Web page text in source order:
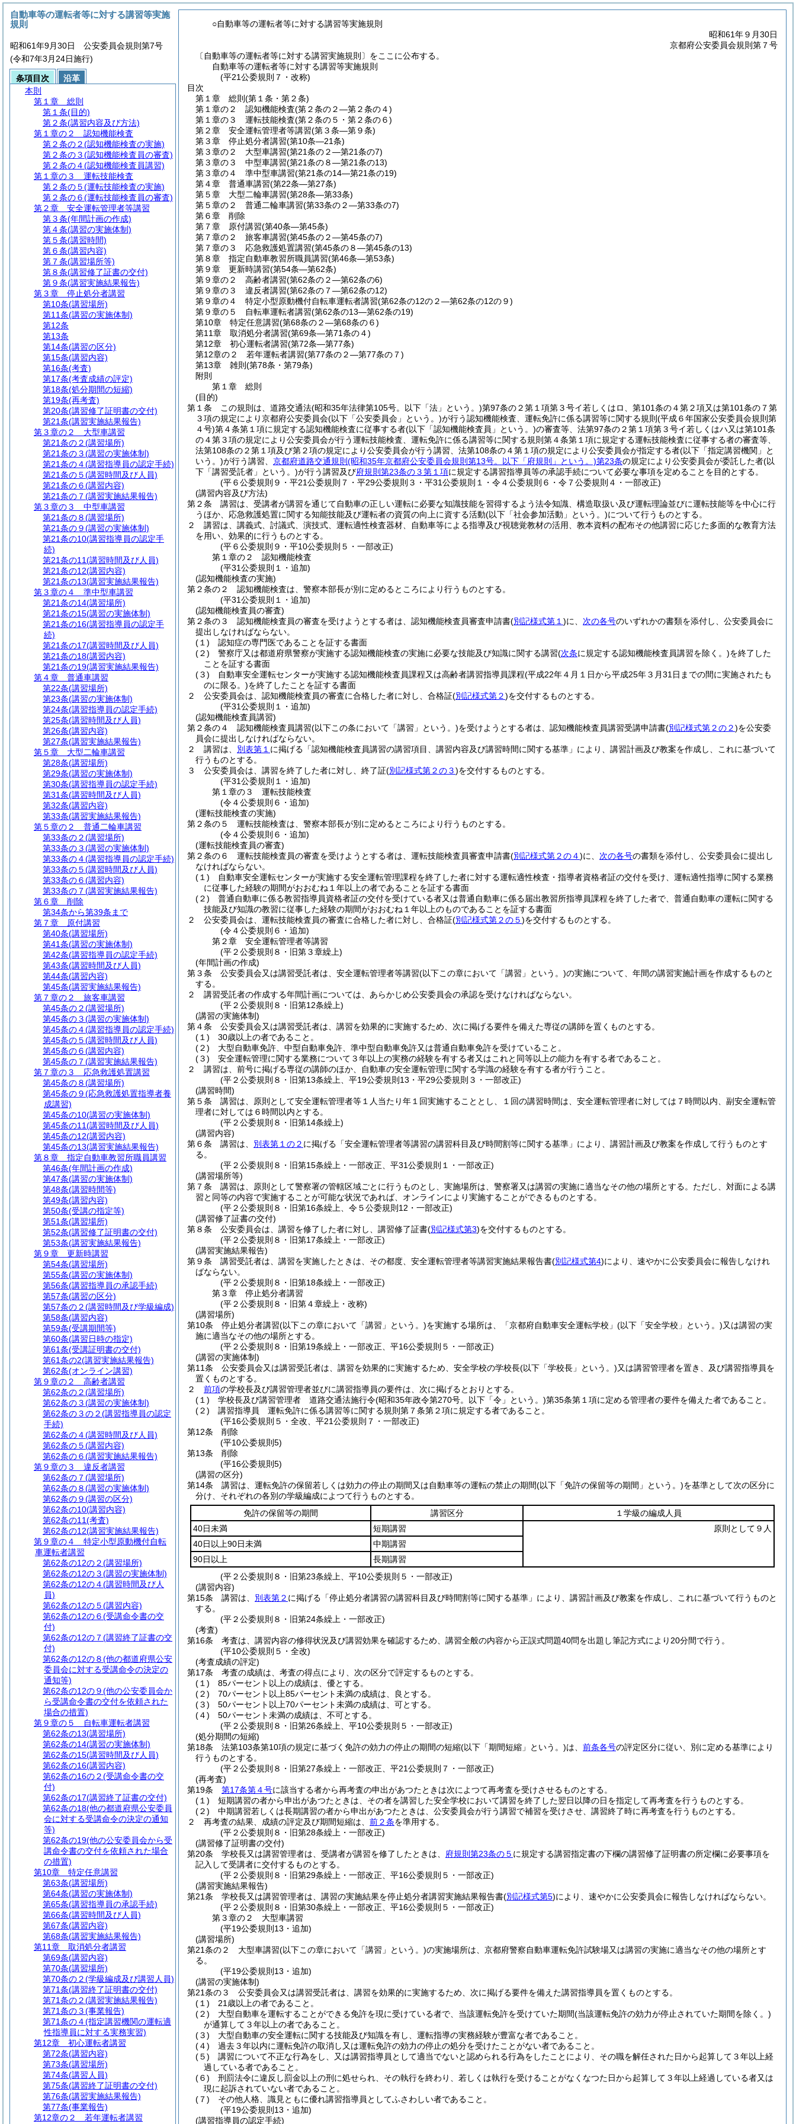
○自動車等の運転者等に対する講習等実施規則
昭和61年９月30日
京都府公安委員会規則第７号
〔自動車等の運転者等に対する講習実施規則〕をここに公布する。
自動車等の運転者等に対する講習等実施規則
(平21公委規則７・改称)
目次
第１章
総則 (第１条・第２条)
第１章の２
認知機能検査(第２条の２―第２条の４)
第１章の３
運転技能検査(第２条の５・第２条の６)
第２章
安全運転管理者等講習(第３条―第９条)
第３章
停止処分者講習(第10条―21条)
第３章の２
大型車講習(第21条の２―第21条の7)
第３章の３
中型車講習(第21条の８―第21条の13)
第３章の４
準中型車講習(第21条の14―第21条の19)
第４章
普通車講習(第22条―第27条)
第５章
大型二輪車講習(第28条―第33条)
第５章の２
普通二輪車講習(第33条の２―第33条の7)
第６章
削除
第７章
原付講習(第40条―第45条)
第７章の２
旅客車講習(第45条の２―第45条の7)
第７章の３
応急救護処置講習(第45条の８―第45条の13)
第８章
指定自動車教習所職員講習(第46条―第53条)
第９章
更新時講習(第54条―第62条)
第９章の２
高齢者講習(第62条の２―第62条の6)
第９章の３
違反者講習(第62条の７―第62条の12)
第９章の４
特定小型原動機付自転車運転者講習(第62条の12の２―第62条の12の９)
第９章の５
自転車運転者講習(第62条の13―第62条の19)
第10章
特定任意講習(第68条の２―第68条の６)
第11章
取消処分者講習(第69条―第71条の４)
第12章
初心運転者講習(第72条―第77条)
第12章の２
若年運転者講習(第77条の２―第77条の７)
第13章
雑則 (第78条・第79条)
附則
第１章
総則
(目的)
第１条
この規則は、道路交通法(昭和35年法律第105号。以下「法」という。)第97条の２第１項第３号イ若しくはロ、第101条の４第２項又は第101条の７第
３項の規定により京都府公安委員会(以下「公安委員会」という。)が行う認知機能検査、運転免許に係る講習等に関する規則 (平成６年国家公安委員会規則第
４号)第４条第１項に規定する認知機能検査に従事する者(以下「認知機能検査員」という。)の審査等、法第97条の２第１項第３号イ若しくはハ又は第101条
の４第３項の規定により公安委員会が行う運転技能検査、運転免許に係る講習等に関する規則第４条第１項に規定する運転技能検査に従事する者の審査等、
法第108条の２第１項及び第２項の規定により公安委員会が行う講習、法第108条の４第１項の規定により公安委員会が指定する者(以下「指定講習機関」と
いう。)が行う講習、 京都府道路交通規則 (昭和35年京都府公安委員会規則第13号。以下「府規則」という。)第23条の規定により公安委員会が委託した者(以
下「講習受託者」という。)が行う講習及び府規則第23条の３第１項に規定する講習指導員等の承認手続について必要な事項を定めることを目的とする。
(平６公委規則９・平21公委規則７・平29公委規則３・平31公委規則１・令４公委規則６・令７公委規則４・一部改正)
(講習内容及び方法)
第２条
講習は、受講者が講習を通じて自動車の正しい運転に必要な知識技能を習得するよう法令知識、構造取扱い及び運転理論並びに運転技能等を中心に行
うほか、応急救護処置に関する知能技能及び運転者の資質の向上に資する活動(以下「社会参加活動」という。)について行うものとする。
２
講習は、講義式、討議式、演技式、運転適性検査器材、自動車等による指導及び視聴覚教材の活用、教本資料の配布その他講習に応じた多面的な教育方法
を用い、効果的に行うものとする。
(平６公委規則９・平10公委規則５・一部改正)
第１章の２
認知機能検査
(平31公委規則１・追加)
(認知機能検査の実施)
第２条の２
認知機能検査は、警察本部長が別に定めるところにより行うものとする。
(平31公委規則１・追加)
(認知機能検査員の審査)
第２条の３
認知機能検査員の審査を受けようとする者は、認知機能検査員審査申請書(別記様式第１ )に、 次の各号のいずれかの書類を添付し、公安委員会に
提出しなければならない。
(１)
認知症の専門医であることを証する書面
(２)
警察庁又は都道府県警察が実施する認知機能検査の実施に必要な技能及び知識に関する講習(次条に規定する認知機能検査員講習を除く。)を終了した
ことを証する書面
(３)
自動車安全運転センターが実施する認知機能検査員課程又は高齢者講習指導員課程(平成22年４月１日から平成25年３月31日までの間に実施されたも
のに限る。)を終了したことを証する書面
２
公安委員会は、認知機能検査員の審査に合格した者に対し、合格証(別記様式第２)を交付するものとする。
(平31公委規則１・追加)
(認知機能検査員講習)
第２条の４
認知機能検査員講習(以下この条において「講習」という。)を受けようとする者は、認知機能検査員講習受講申請書(別記様式第２の２)を公安委
員会に提出しなければならない。
２
講習は、 別表第１ に掲げる「認知機能検査員講習の講習項目、講習内容及び講習時間に関する基準」により、講習計画及び教案を作成し、これに基づいて
行うものとする。
３
公安委員会は、講習を終了した者に対し、終了証(別記様式第２の３)を交付するものとする。
(平31公委規則１・追加)
第１章の３
運転技能検査
(令４公委規則６・追加)
(運転技能検査の実施)
第２条の５
運転技能検査は、警察本部長が別に定めるところにより行うものとする。
(令４公委規則６・追加)
(運転技能検査員の審査)
第２条の６
運転技能検査員の審査を受けようとする者は、運転技能検査員審査申請書(別記様式第２の４)に、 次の各号の書類を添付し、公安委員会に提出し
なければならない。
(１)
自動車安全運転センターが実施する安全運転管理課程を終了した者に対する運転適性検査・指導者資格者証の交付を受け、運転適性指導に関する業務
に従事した経験の期間がおおむね１年以上の者であることを証する書面
(２)
普通自動車に係る教習指導員資格者証の交付を受けている者又は普通自動車に係る届出教習所指導員課程を終了した者で、普通自動車の運転に関する
技能及び知識の教習に従事した経験の期間がおおむね１年以上のものであることを証する書面
２
公安委員会は、運転技能検査員の審査に合格した者に対し、合格証(別記様式第２の５)を交付するものとする。
(令４公委規則６・追加)
第２章
安全運転管理者等講習
(平２公委規則８・旧第３章繰上)
(年間計画の作成)
第３条
公安委員会又は講習受託者は、安全運転管理者等講習(以下この章において「講習」という。)の実施について、年間の講習実施計画を作成するものと
する。
２
講習受託者の作成する年間計画については、あらかじめ公安委員会の承認を受けなければならない。
(平２公委規則８・旧第12条繰上)
(講習の実施体制)
第４条
公安委員会又は講習受託者は、講習を効果的に実施するため、次に掲げる要件を備えた専従の講師を置くものとする。
(１)
30歳以上の者であること。
(２)
大型自動車免許、中型自動車免許、準中型自動車免許又は普通自動車免許を受けていること。
(３)
安全運転管理に関する業務について３年以上の実務の経験を有する者又はこれと同等以上の能力を有する者であること。
２
講習は、前号に掲げる専従の講師のほか、自動車の安全運転管理に関する学識の経験を有する者が行うこと。
(平２公委規則８・旧第13条繰上、平19公委規則13・平29公委規則３・一部改正)
(講習時間)
第５条
講習は、原則として安全運転管理者等１人当たり年１回実施することとし、１回の講習時間は、安全運転管理者に対しては７時間以内、副安全運転管
理者に対しては６時間以内とする。
(平２公委規則８・旧第14条繰上)
(講習内容)
第６条
講習は、 別表第１の２ に掲げる「安全運転管理者等講習の講習科目及び時間割等に関する基準」により、講習計画及び教案を作成して行うものとす
る。
(平２公委規則８・旧第15条繰上・一部改正、平31公委規則１・一部改正)
(講習場所等)
第７条
講習は、原則として警察署の管轄区域ごとに行うものとし、実施場所は、警察署又は講習の実施に適当なその他の場所とする。 ただし、対面による講
習と同等の内容で実施することが可能な状況であれば、オンラインにより実施することができるものとする。
(平２公委規則８・旧第16条繰上、令５公委規則12・一部改正)
(講習修了証書の交付)
第８条
公安委員会は、講習を修了した者に対し、講習修了証書(別記様式第3)を交付するものとする。
(平２公委規則８・旧第17条繰上・一部改正)
(講習実施結果報告)
第９条
講習受託者は、講習を実施したときは、その都度、安全運転管理者等講習実施結果報告書(別記様式第4)により、速やかに公安委員会に報告しなけれ
ばならない。
(平２公委規則８・旧第18条繰上・一部改正)
第３章
停止処分者講習
(平２公委規則８・旧第４章繰上・改称)
(講習場所)
第10条
停止処分者講習(以下この章において「講習」という。)を実施する場所は、「京都府自動車安全運転学校」 (以下「安全学校」という。)又は講習の実
施に適当なその他の場所とする。
(平２公委規則８・旧第19条繰上・一部改正、平16公委規則５・一部改正)
(講習の実施体制)
第11条
公安委員会又は講習受託者は、講習を効果的に実施するため、安全学校の学校長(以下「学校長」という。)又は講習管理者を置き、及び講習指導員を
置くものとする。
２
前項の学校長及び講習管理者並びに講習指導員の要件は、次に掲げるとおりとする。
(１)
学校長及び講習管理者 道路交通法施行令(昭和35年政令第270号。以下「令」という。)第35条第１項に定める管理者の要件を備えた者であること。
(２)
講習指導員 運転免許に係る講習等に関する規則第７条第２項に規定する者であること。
(平16公委規則５・全改、平21公委規則７・一部改正)
第12条
削除
(平10公委規則5)
第13条
削除
(平16公委規則5)
(講習の区分)
第14条
講習は、運転免許の保留若しくは効力の停止の期間又は自動車等の運転の禁止の期間(以下「免許の保留等の期間」という。)を基準として次の区分に
分け、それぞれの各別の学級編成によつて行うものとする。
免許の保留等の期間
講習区分
１学級の編成人員
40日未満
短期講習
原則として９人
40日以上90日未満
中期講習
90日以上
長期講習
(平２公委規則８・旧第23条繰上、平10公委規則５・一部改正)
(講習内容)
第15条
講習は、 別表第２ に掲げる「停止処分者講習の講習科目及び時間割等に関する基準」により、講習計画及び教案を作成し、これに基づいて行うものと
する。
(平２公委規則８・旧第24条繰上・一部改正)
(考査)
第16条
考査は、講習内容の修得状況及び講習効果を確認するため、講習全般の内容から正誤式問題40問を出題し筆記方式により20分間で行う。
(平10公委規則５・全改)
(考査成績の評定)
第17条
考査の成績は、考査の得点により、次の区分で評定するものとする。
(１)
85パーセント以上の成績は、優とする。
(２)
70パーセント以上85パーセント未満の成績は、良とする。
(３)
50パーセント以上70パーセント未満の成績は、可とする。
(４)
50パーセント未満の成績は、不可とする。
(平２公委規則８・旧第26条繰上、平10公委規則５・一部改正)
(処分期間の短縮)
第18条
法第103条第10項の規定に基づく免許の効力の停止の期間の短縮(以下「期間短縮」という。)は、 前条各号の評定区分に従い、別に定める基準により
行うものとする。
(平２公委規則８・旧第27条繰上・一部改正、平21公委規則７・一部改正)
(再考査)
第19条
第17条第４号に該当する者から再考査の申出があつたときは次によつて再考査を受けさせるものとする。
(１)
短期講習の者から申出があつたときは、その者を講習した安全学校において講習を終了した翌日以降の日を指定して再考査を行うものとする。
(２)
中期講習若しくは長期講習の者から申出があつたときは、公安委員会が行う講習で補習を受けさせ、講習終了時に再考査を行うものとする。
２
再考査の結果、成績の評定及び期間短縮は、 前２条を準用する。
(平２公委規則８・旧第28条繰上・一部改正)
(講習修了証明書の交付)
第20条
学校長又は講習管理者は、受講者が講習を修了したときは、 府規則第23条の５ に規定する講習指定書の下欄の講習修了証明書の所定欄に必要事項を
記入して受講者に交付するものとする。
(平２公委規則８・旧第29条繰上・一部改正、平16公委規則５・一部改正)
(講習実施結果報告)
第21条
学校長又は講習管理者は、講習の実施結果を停止処分者講習実施結果報告書(別記様式第5)により、速やかに公安委員会に報告しなければならない。
(平２公委規則８・旧第30条繰上・一部改正、平16公委規則５・一部改正)
第３章の２
大型車講習
(平19公委規則13・追加)
(講習場所)
第21条の２
大型車講習(以下この章において「講習」という。)の実施場所は、京都府警察自動車運転免許試験場又は講習の実施に適当なその他の場所とす
る。
(平19公委規則13・追加)
(講習の実施体制)
第21条の３
公安委員会又は講習受託者は、講習を効果的に実施するため、次に掲げる要件を備えた講習指導員を置くものとする。
(１)
21歳以上の者であること。
(２)
大型自動車を運転することができる免許を現に受けている者で、当該運転免許を受けていた期間(当該運転免許の効力が停止されていた期間を除く。)
が通算して３年以上の者であること。
(３)
大型自動車の安全運転に関する技能及び知識を有し、運転指導の実務経験が豊富な者であること。
(４)
過去３年以内に運転免許の取消し又は運転免許の効力の停止の処分を受けたことがない者であること。
(５)
講習について不正な行為をし、又は講習指導員として適当でないと認められる行為をしたことにより、その職を解任された日から起算して３年以上経
過している者であること。
(６)
刑罰法令に違反し罰金以上の刑に処せられ、その執行を終わり、若しくは執行を受けることがなくなつた日から起算して３年以上経過している者又は
現に起訴されていない者であること。
(７)
その他人格、識見ともに優れ講習指導員としてふさわしい者であること。
(平19公委規則13・追加)
(講習指導員の認定手続)
自動車等の運転者等に対する講習等実施
規則
昭和61年9月30日 公安委員会規則第7号
(令和7年3月24日施行)
条項目次
沿革
本則
第１章
総則
第１条(目的)
第２条(講習内容及び方法)
第１章の２
認知機能検査
第２条の２(認知機能検査の実施)
第２条の３(認知機能検査員の審査)
第２条の４(認知機能検査員講習)
第１章の３
運転技能検査
第２条の５(運転技能検査の実施)
第２条の６(運転技能検査員の審査)
第２章
安全運転管理者等講習
第３条(年間計画の作成)
第４条(講習の実施体制)
第５条(講習時間)
第６条(講習内容)
第７条(講習場所等)
第８条(講習修了証書の交付)
第９条(講習実施結果報告)
第３章
停止処分者講習
第10条(講習場所)
第11条(講習の実施体制)
第12条
第13条
第14条(講習の区分)
第15条(講習内容)
第16条(考査)
第17条(考査成績の評定)
第18条(処分期間の短縮)
第19条(再考査)
第20条(講習修了証明書の交付)
第21条(講習実施結果報告)
第３章の２
大型車講習
第21条の２(講習場所)
第21条の３(講習の実施体制)
第21条の４(講習指導員の認定手続)
第21条の５(講習時間及び人員)
第21条の６(講習内容)
第21条の７(講習実施結果報告)
第３章の３
中型車講習
第21条の８(講習場所)
第21条の９(講習の実施体制)
第21条の10(講習指導員の認定手
続)
第21条の11(講習時間及び人員)
第21条の12(講習内容)
第21条の13(講習実施結果報告)
第３章の４
準中型車講習
第21条の14(講習場所)
第21条の15(講習の実施体制)
第21条の16(講習指導員の認定手
続)
第21条の17(講習時間及び人員)
第21条の18(講習内容)
第21条の19(講習実施結果報告)
第４章
普通車講習
第22条(講習場所)
第23条(講習の実施体制)
第24条(講習指導員の認定手続)
第25条(講習時間及び人員)
第26条(講習内容)
第27条(講習実施結果報告)
第５章
大型二輪車講習
第28条(講習場所)
第29条(講習の実施体制)
第30条(講習指導員の認定手続)
第31条(講習時間及び人員)
第32条(講習内容)
第33条(講習実施結果報告)
第５章の２
普通二輪車講習
第33条の２(講習場所)
第33条の３(講習の実施体制)
第33条の４(講習指導員の認定手続)
第33条の５(講習時間及び人員)
第33条の６(講習内容)
第33条の７(講習実施結果報告)
第６章
削除
第34条から第39条まで
第７章
原付講習
第40条(講習場所)
第41条(講習の実施体制)
第42条(講習指導員の認定手続)
第43条(講習時間及び人員)
第44条(講習内容)
第45条(講習実施結果報告)
第７章の２
旅客車講習
第45条の２(講習場所)
第45条の３(講習の実施体制)
第45条の４(講習指導員の認定手続)
第45条の５(講習時間及び人員)
第45条の６(講習内容)
第45条の７(講習実施結果報告)
第７章の３
応急救護処置講習
第45条の８(講習場所)
第45条の９(応急救護処置指導者養
成講習)
第45条の10(講習の実施体制)
第45条の11(講習時間及び人員)
第45条の12(講習内容)
第45条の13(講習実施結果報告)
第８章
指定自動車教習所職員講習
第46条(年間計画の作成)
第47条(講習の実施体制)
第48条(講習時間等)
第49条(講習内容)
第50条(受講の指定等)
第51条(講習場所)
第52条(講習修了証明書の交付)
第53条(講習実施結果報告)
第９章
更新時講習
第54条(講習場所)
第55条(講習の実施体制)
第56条(講習指導員の承認手続)
第57条(講習の区分)
第57条の２(講習時間及び学級編成)
第58条(講習内容)
第59条(受講期間等)
第60条(講習日時の指定)
第61条(受講証明書の交付)
第61条の2(講習実施結果報告)
第62条(オンライン講習)
第９章の２
高齢者講習
第62条の２(講習場所)
第62条の３(講習の実施体制)
第62条の３の２(講習指導員の認定
手続)
第62条の４(講習時間及び人員)
第62条の５(講習内容)
第62条の６(講習実施結果報告)
第９章の３
違反者講習
第62条の７(講習場所)
第62条の８(講習の実施体制)
第62条の９(講習の区分)
第62条の10(講習内容)
第62条の11(考査)
第62条の12(講習実施結果報告)
第９章の４
特定小型原動機付自転
車運転者講習
第62条の12の２(講習場所)
第62条の12の３(講習の実施体制)
第62条の12の４(講習時間及び人
員)
第62条の12の５(講習内容)
第62条の12の６(受講命令書の交
付)
第62条の12の７(講習終了証書の交
付)
第62条の12の８(他の都道府県公安
委員会に対する受講命令の決定の
通知等)
第62条の12の９(他の公安委員会か
ら受講命令書の交付を依頼された
場合の措置)
第９章の５
自転車運転者講習
第62条の13(講習場所)
第62条の14(講習の実施体制)
第62条の15(講習時間及び人員)
第62条の16(講習内容)
第62条の16の２(受講命令書の交
付)
第62条の17(講習終了証書の交付)
第62条の18(他の都道府県公安委員
会に対する受講命令の決定の通知
等)
第62条の19(他の公安委員会から受
講命令書の交付を依頼された場合
の措置)
第10章
特定任意講習
第63条(講習場所)
第64条(講習の実施体制)
第65条(講習指導員の承認手続)
第66条(講習時間及び人員)
第67条(講習内容)
第68条(講習実施結果報告)
第11章
取消処分者講習
第69条(講習内容)
第70条(講習場所)
第70条の２(学級編成及び講習人員)
第71条(講習終了証明書の交付)
第71条の２(講習実施結果報告)
第71条の３(事業報告)
第71条の４(指定講習機関の運転適
性指導員に対する実務実習)
第12章
初心運転者講習
第72条(講習内容)
第73条(講習場所)
第74条(講習人員)
第75条(講習終了証明書の交付)
第76条(講習実施結果報告)
第77条(事業報告)
第12章の２
若年運転者講習